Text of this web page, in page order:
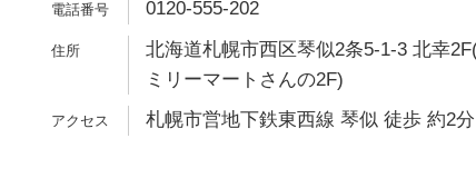
0120-555-202
北海道札幌市西区琴似2条5-1-3 北幸
ミリーマートさんの2F)
札幌市営地下鉄東西線 琴似 徒歩 約2分